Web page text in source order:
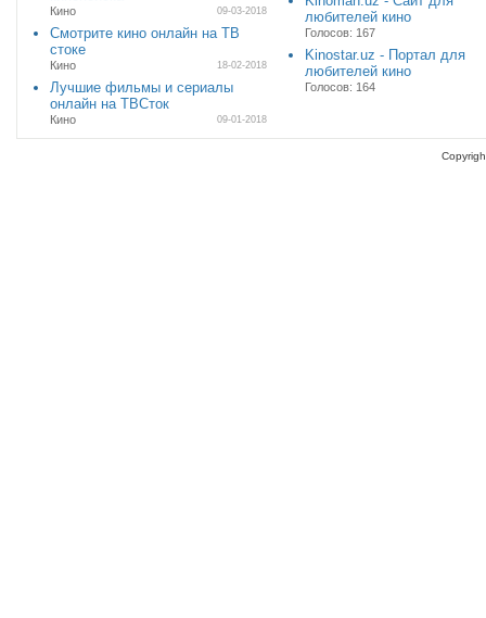
Кино 09-03-2018
Смотрите кино онлайн на ТВ
стоке
Кино 18-02-2018
Лучшие фильмы и сериалы
онлайн на ТВСток
Кино 09-01-2018
любителей кино
Голосов: 167
Kinostar.uz - Портал для
любителей кино
Голосов: 164